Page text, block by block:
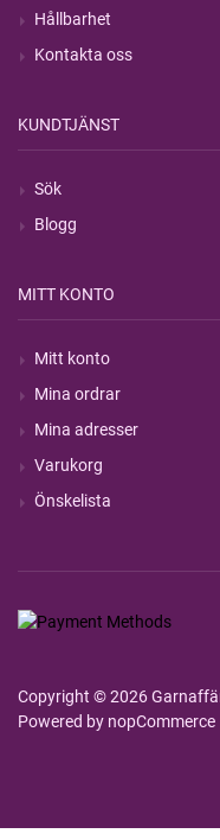
Hållbarhet
Kontakta oss
KUNDTJÄNST
Sök
Blogg
MITT KONTO
Mitt konto
Mina ordrar
Mina adresser
Varukorg
Önskelista
Copyright © 2026
Powered by nopCommerce